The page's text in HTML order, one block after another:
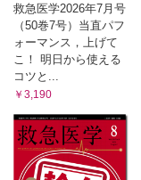
救急医学2026年7月号
（50巻7号）当直パフ
ォーマンス，上げて
こ！ 明日から使える
コツと...
￥3,190